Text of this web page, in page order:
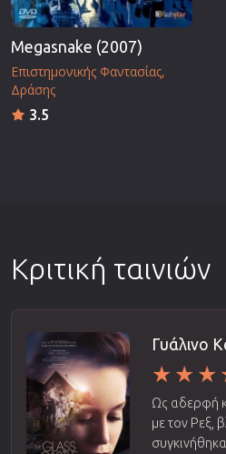
Megasnake (2007)
Επιστημονικής Φαντασίας
Δράσης
3.5
Κριτική ταινιών
Γυάλινο
Ως αδερφή
με τον Ρεξ,